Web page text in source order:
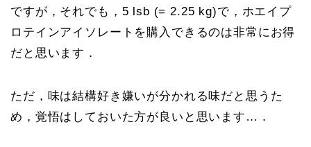
ですが，それでも，5 lsb (= 2.25 kg)で，ホエイプ
ロテインアイソレートを購入できるのは非常にお得
だと思います．
ただ，味は結構好き嫌いが分かれる味だと思うた
め，覚悟はしておいた方が良いと思います…．